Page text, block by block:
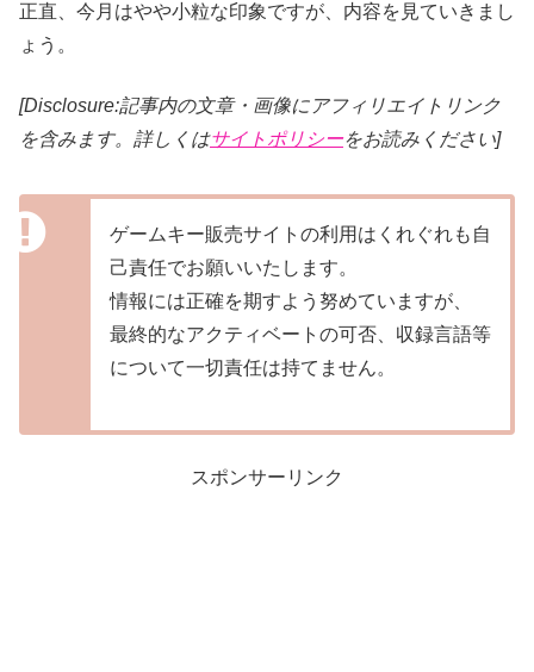
正直、今月はやや小粒な印象ですが、内容を見ていきまし
ょう。
[Disclosure:記事内の文章・画像にアフィリエイトリンク
を含みます。詳しくはサイトポリシーをお読みください]
ゲームキー販売サイトの利用はくれぐれも自
己責任でお願いいたします。
情報には正確を期すよう努めていますが、
最終的なアクティベートの可否、収録言語等
について一切責任は持てません。
スポンサーリンク